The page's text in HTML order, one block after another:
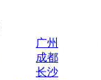
广州
成都
长沙